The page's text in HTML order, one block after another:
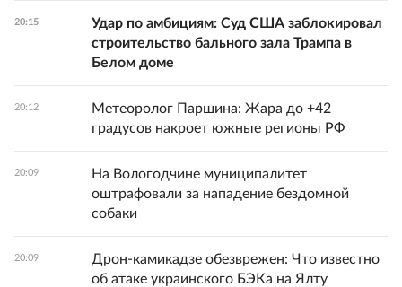
20:15
Удар по амбициям: Суд США заблокировал
строительство бального зала Трампа в
Белом доме
20:12
Метеоролог Паршина: Жара до +42
градусов накроет южные регионы РФ
20:09
На Вологодчине муниципалитет
оштрафовали за нападение бездомной
собаки
20:09
Дрон-камикадзе обезврежен: Что известно
об атаке украинского БЭКа на Ялту